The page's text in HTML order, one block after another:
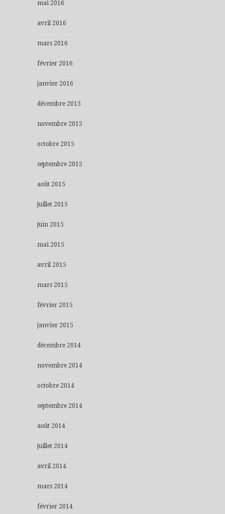
mai 2016
avril 2016
mars 2016
février 2016
janvier 2016
décembre 2015
novembre 2015
octobre 2015
septembre 2015
août 2015
juillet 2015
juin 2015
mai 2015
avril 2015
mars 2015
février 2015
janvier 2015
décembre 2014
novembre 2014
octobre 2014
septembre 2014
août 2014
juillet 2014
avril 2014
mars 2014
février 2014